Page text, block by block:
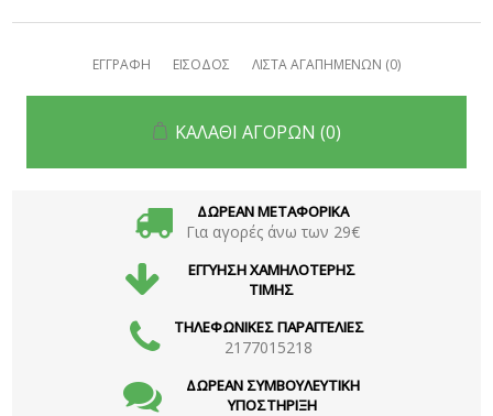
ΕΓΓΡΑΦΗ ΕΙΣΟΔΟΣ ΛΙΣΤΑ ΑΓΑΠΗΜΕΝΩΝ (0)
ΚΑΛΑΘΙ ΑΓΟΡΩΝ (0)
ΔΩΡΕΑΝ ΜΕΤΑΦΟΡΙΚΑ
Για αγορές άνω των 29€
ΕΓΓΥΗΣΗ ΧΑΜΗΛΟΤΕΡΗΣ
ΤΙΜΗΣ
ΤΗΛΕΦΩΝΙΚΕΣ ΠΑΡΑΓΓΕΛΙΕΣ
2177015218
ΔΩΡΕΑΝ ΣΥΜΒΟΥΛΕΥΤΙΚΗ
ΥΠΟΣΤΗΡΙΞΗ